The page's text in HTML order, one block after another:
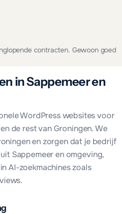
contracten. Gewoon goed
inSappemeeren
WordPress websites voor
en de rest vanGroningen. We
en zorgen dat je bedrijf
Sappemeeren omgeving,
AI-zoekmachines zoals